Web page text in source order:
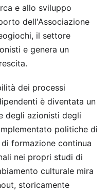
e allo sviluppo
dell'Associazione
il settore
e genera un
dei processi
è diventata un
degli azionisti degli
politiche di
formazione continua
nei propri studi di
culturale mira
storicamente